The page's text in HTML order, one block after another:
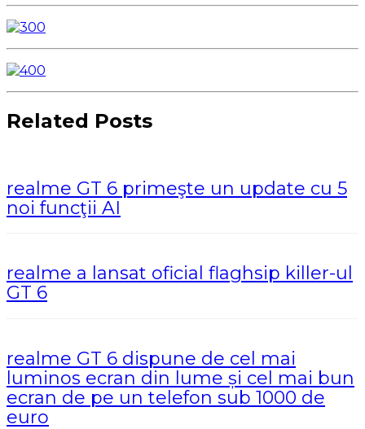
Related Posts
realme GT 6 primeşte un update cu 5
noi funcţii AI
realme a lansat oficial flaghsip killer-ul
GT 6
realme GT 6 dispune de cel mai
luminos ecran din lume și cel mai bun
ecran de pe un telefon sub 1000 de
euro